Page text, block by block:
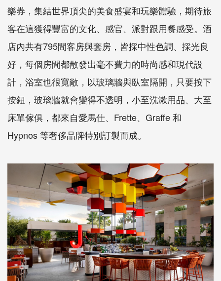
樂券，集結世界頂尖的美食盛宴和玩樂體驗，期待旅
客在這獲得豐富的文化、感官、派對跟用餐感受。酒
店內共有795間客房與套房，皆採中性色調、採光良
好，每個房間都散發出毫不費力的時尚感和現代設
計，浴室也很寬敞，以玻璃牆與臥室隔開，只要按下
按鈕，玻璃牆就會變得不透明，小至洗漱用品、大至
床單傢俱，都來自愛馬仕、Frette、Graffe 和
Hypnos 等奢侈品牌特別訂製而成。